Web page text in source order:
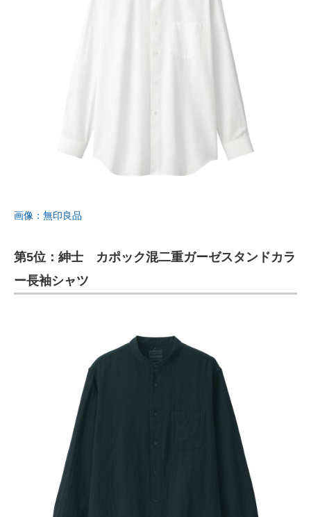
画像：無印良品
第5位：紳士 カポック混二重ガーゼスタンドカラ
ー長袖シャツ